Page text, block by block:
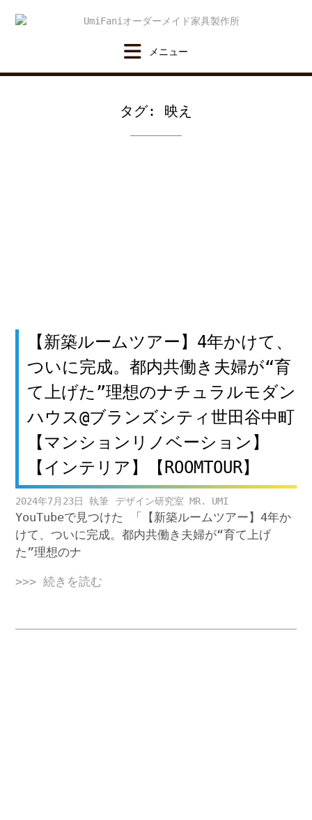
タグ: 映え
【新築ルームツアー】4年かけて、
ついに完成。都内共働き夫婦が“育
て上げた”理想のナチュラルモダン
ハウス@ブランズシティ世田谷中町
【マンションリノベーション】
【インテリア】【ROOMTOUR】
2024年7月23日 デザイン研究室 MR. UMI
YouTubeで見つけた 「【新築ルームツアー】4年か
けて、ついに完成。都内共働き夫婦が“育て上げ
た”理想のナ
>>> 続きを読む